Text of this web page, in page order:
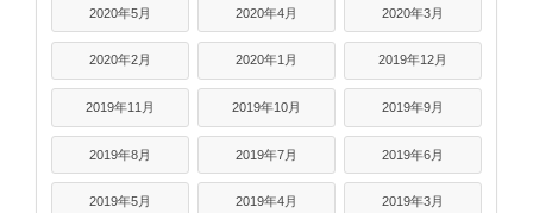
2020年5月 2020年4月 2020年3月
2020年2月 2020年1月 2019年12月
2019年11月 2019年10月 2019年9月
2019年8月 2019年7月 2019年6月
2019年5月 2019年4月 2019年3月